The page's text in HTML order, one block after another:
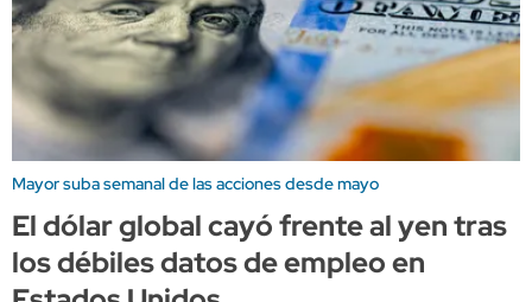
Mayor suba semanal de las acciones desde mayo
El dólar global cayó frente al yen tras
los débiles datos de empleo en